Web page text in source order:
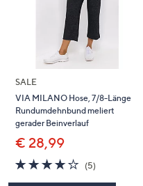
SALE
VIA MILANO Hose, 7/8-Länge
Rundumdehnbund meliert
gerader Beinverlauf
€ 28,99
4.0
von
(5)